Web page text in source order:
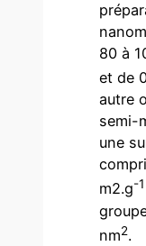
80 à
et de
autre
semi-
une
m2.g-1
nm2.